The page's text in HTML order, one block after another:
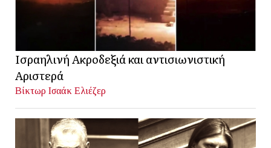
Ισραηλινή Ακροδεξιά και αντισιωνιστική
Αριστερά
Βίκτωρ Ισαάκ Ελιέζερ